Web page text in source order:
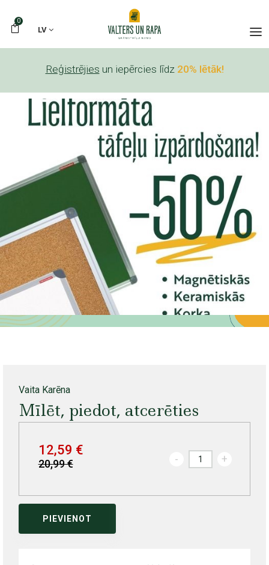
0
LV
Reģistrējies un iepērcies līdz 20% lētāk!
Vaita Karēna
Mīlēt, piedot, atcerēties
20,99 €
12,59 €
- +
PIEVIENOT